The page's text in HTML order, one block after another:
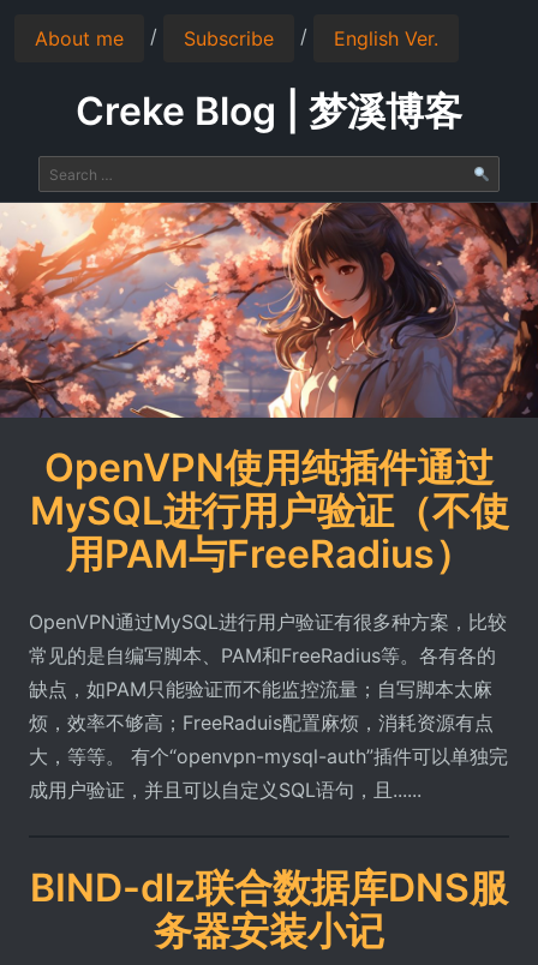
About me / Subscribe / English Ver.
Creke Blog | 梦溪博客
OpenVPN使用纯插件通过
MySQL进行用户验证（不使
用PAM与FreeRadius）
OpenVPN通过MySQL进行用户验证有很多种方案，比较
常见的是自编写脚本、PAM和FreeRadius等。各有各的
缺点，如PAM只能验证而不能监控流量；自写脚本太麻
烦，效率不够高；FreeRaduis配置麻烦，消耗资源有点
大，等等。 有个“openvpn-mysql-auth”插件可以单独完
成用户验证，并且可以自定义SQL语句，且......
BIND-dlz联合数据库DNS服
务器安装小记